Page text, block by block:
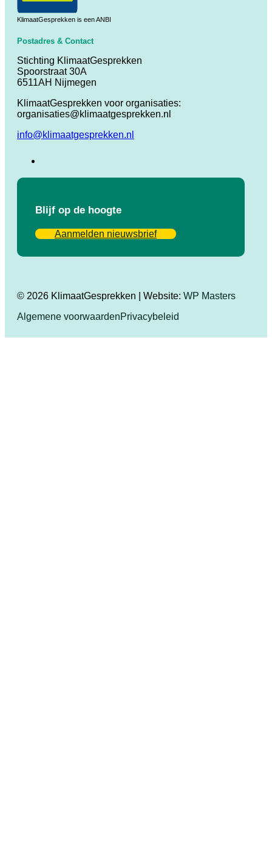
KlimaatGesprekken is een ANBI
Postadres & Contact
Stichting KlimaatGesprekken
Spoorstraat 30A
6511AH Nijmegen
KlimaatGesprekken voor organisaties:
organisaties@klimaatgesprekken.nl
info@klimaatgesprekken.nl
Blijf op de hoogte
Aanmelden nieuwsbrief
© 2026 KlimaatGesprekken | Website: WP Masters
Algemene voorwaardenPrivacybeleid